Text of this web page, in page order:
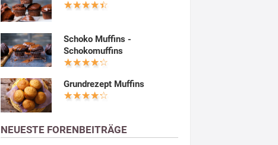
Schoko Muffins -
Schokomuffins
Grundrezept Muffins
NEUESTE FORENBEITRÄGE